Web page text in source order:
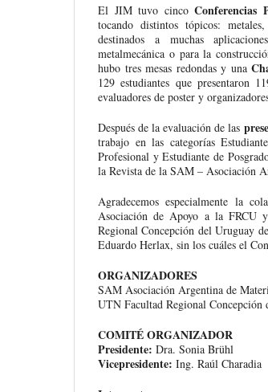
El JIM tuvo cinco Conferencias
tocando distintos tópicos:
destinados a muchas
metalmecánica o para la
hubo tres mesas redondas y una
129 estudiantes que presentaron
evaluadores de poster y
Después de la evaluación de las
trabajo en las categorías
Profesional y Estudiante de
la Revista de la SAM – Asociación
Agradecemos especialmente la
Asociación de Apoyo a la FRCU
Regional Concepción del Uruguay
Eduardo Herlax, sin los cuáles el
ORGANIZADORES
SAM Asociación Argentina de
UTN Facultad Regional Concepción
COMITÉ ORGANIZADOR
Presidente: Dra. Sonia Brühl
Vicepresidente: Ing. Raúl Charadia